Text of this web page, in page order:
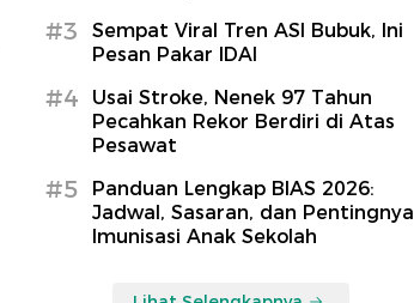
#3
Sempat Viral Tren ASI Bubuk, Ini
Pesan Pakar IDAI
#4
Usai Stroke, Nenek 97 Tahun
Pecahkan Rekor Berdiri di Atas
Pesawat
#5
Panduan Lengkap BIAS 2026:
Jadwal, Sasaran, dan Pentingnya
Imunisasi Anak Sekolah